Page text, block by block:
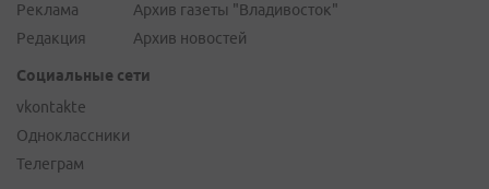
Реклама
Редакция
Архив газеты "Владивосток"
Архив новостей
Социальные сети
vkontakte
Одноклассники
Телеграм